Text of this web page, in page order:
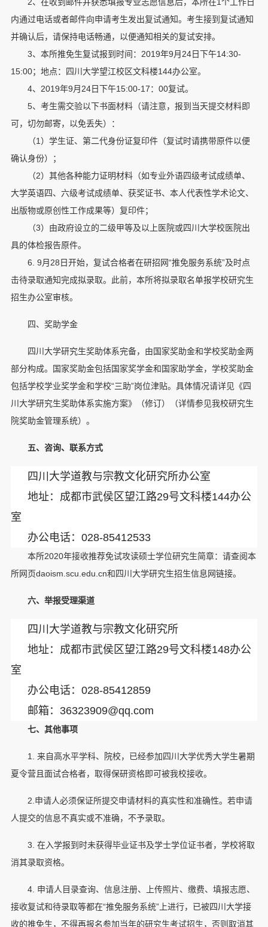
内通过电话或者邮件向申请考生发出复试通知。考生接到复试通知
并确认后，请保持电话畅通，以便通知相关的复试安排。
3、本所推免生复试报到时间：2019年9月24日下午14:30-
15:00；地点：四川大学望江校区文科楼144办公室。
4、2019年9月24日下午15:00-17：00复试。
5、考生需交验以下书面材料（请注意，报到当天提交材料即
可，切勿邮寄，以免丢失）：
（1）学生证、第二代身份证复印件（复试时请携带原件以便
确认身份）；
（2）其他各种能力证明材料（如专业外语四级考试成绩单、
大学英语四、六级考试成绩单、获奖证书、本人代表性学术论文、
出版物或原创性工作成果等）复印件；
（3）由政府设立的二级甲等及以上医院或四川大学校医院出
具的体检报告原件。
6. 9月28日开始，复试合格者在研招网“推免服务系统”及时点
击待录取通知完成拟录取。此前，本所将拟录取名单报学校研究生
招生办公室审核。
四、奖助学金
四川大学研究生奖助体系完备，由国家奖助金和学校奖助金两
部分构成。国家奖助金包括国家奖学金和国家助学金，学校奖助金
包括学校学业奖学金和学校“三助”岗位津贴。具体情况请详见《四
川大学研究生奖助体系实施方案》（修订）（详情参见我校研究生
院奖助金管理系统）。
五、咨询、联系方式
四川大学道教与宗教文化研究所办公室
地址：成都市武侯区望江路29号文科楼144办公
室
办公电话：028-85412533
本所2020年接收推荐免试攻读硕士学位研究生简章：请查阅本
所网页daoism.scu.edu.cn和四川大学研究生招生信息网链接。
六、举报受理渠道
四川大学道教与宗教文化研究所
地址：成都市武侯区望江路29号文科楼148办公
室
办公电话：028-85412859
邮箱：36323909@qq.com
七、其他事项
1. 来自高水平学科、院校，已经参加四川大学优秀大学生暑期
夏令营且面试合格者，取得保研资格即可被我校接收。
2.申请人必须保证所提交申请材料的真实性和准确性。若申请
人提交的信息不真实或不准确，不予录取。
3. 在入学报到时未获得毕业证书及学士学位证书者，学校将取
消其录取资格。
4. 申请人目录查询、信息注册、上传照片、缴费、填报志愿、
接收复试和待录取等都在“推免服务系统”上进行，已被四川大学接
收的推免生，不得再报名参加当年的研究生考试招生，否则取消其